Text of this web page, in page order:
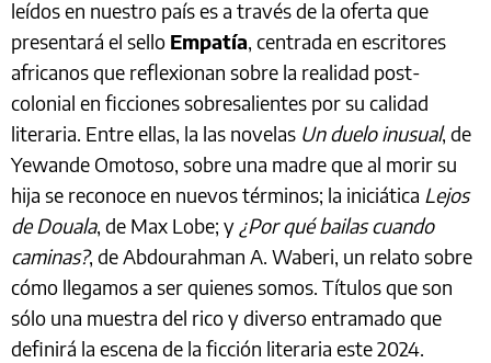
leídos en nuestro país es a través de la oferta que
presentará el sello Empatía, centrada en escritores
africanos que reflexionan sobre la realidad post-
colonial en ficciones sobresalientes por su calidad
literaria. Entre ellas, la las novelas Un duelo inusual, de
Yewande Omotoso, sobre una madre que al morir su
hija se reconoce en nuevos términos; la iniciática Lejos
de Douala, de Max Lobe; y ¿Por qué bailas cuando
caminas?, de Abdourahman A. Waberi, un relato sobre
cómo llegamos a ser quienes somos. Títulos que son
sólo una muestra del rico y diverso entramado que
definirá la escena de la ficción literaria este 2024.